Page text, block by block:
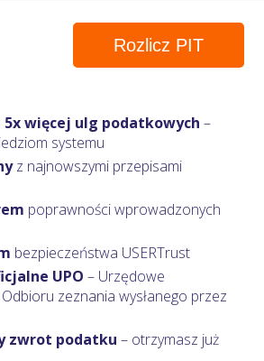
Rozlicz PIT
więcej ulg podatkowych–
systemu
z najnowszymi przepisami
poprawności wprowadzonych
bezpieczeństwa USERTrust
UPO – Urzędowe
zeznania wysłanego przez
zwrot podatku – otrzymasz już